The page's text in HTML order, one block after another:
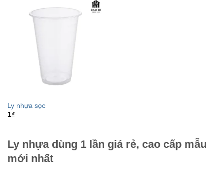
Ly nhựa sọc
1₫
Ly nhựa dùng 1 lần giá rẻ, cao cấp mẫu
mới nhất